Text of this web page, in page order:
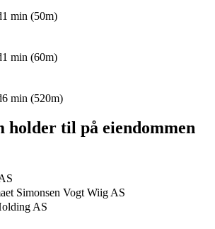
1 min (50m)
1 min (60m)
6 min (520m)
holder til på eiendommen
Simonsen Vogt Wiig AS
AS